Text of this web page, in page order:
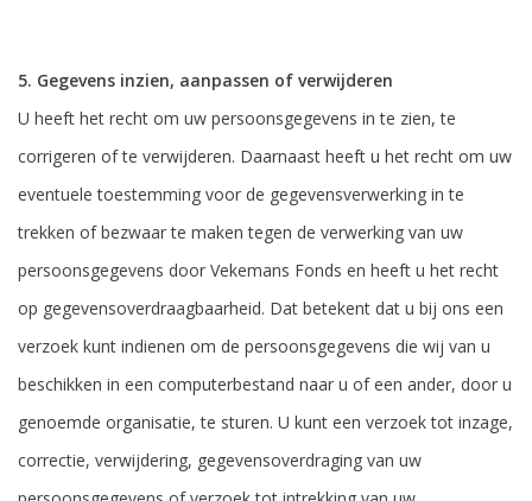
5. Gegevens inzien, aanpassen of verwijderen
U heeft het recht om uw persoonsgegevens in te zien, te
corrigeren of te verwijderen. Daarnaast heeft u het recht om uw
eventuele toestemming voor de gegevensverwerking in te
trekken of bezwaar te maken tegen de verwerking van uw
persoonsgegevens door Vekemans Fonds en heeft u het recht
op gegevensoverdraagbaarheid. Dat betekent dat u bij ons een
verzoek kunt indienen om de persoonsgegevens die wij van u
beschikken in een computerbestand naar u of een ander, door u
genoemde organisatie, te sturen. U kunt een verzoek tot inzage,
correctie, verwijdering, gegevensoverdraging van uw